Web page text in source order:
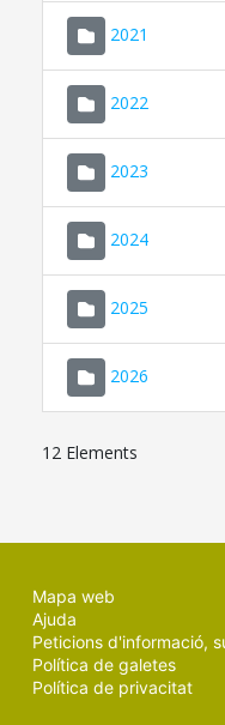
2021
2022
2023
2024
2025
2026
12 Elements
Mapa web
Ajuda
Peticions d'informació,
Política de galetes
Política de privacitat